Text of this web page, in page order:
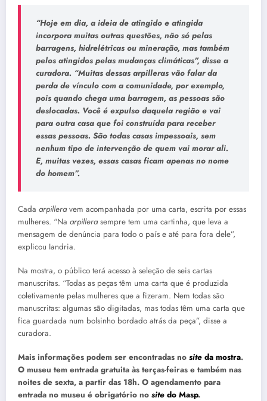
“Hoje em dia, a ideia de atingido e atingida
incorpora muitas outras questões, não só pelas
barragens, hidrelétricas ou mineração, mas também
pelos atingidos pelas mudanças climáticas”, disse a
curadora. “Muitas dessas arpilleras vão falar da
perda de vínculo com a comunidade, por exemplo,
pois quando chega uma barragem, as pessoas são
deslocadas. Você é expulso daquela região e vai
para outra casa que foi construída para receber
essas pessoas. São todas casas impessoais, sem
nenhum tipo de intervenção de quem vai morar ali.
E, muitas vezes, essas casas ficam apenas no nome
do homem”.
Cada arpilleravem acompanhada por uma carta, escrita por essas
mulheres. “Na arpillerasempre tem uma cartinha, que leva a
mensagem de denúncia para todo o país e até para fora dele”,
explicou Iandria.
Na mostra, o público terá acesso à seleção de seis cartas
manuscritas. “Todas as peças têm uma carta que é produzida
coletivamente pelas mulheres que a fizeram. Nem todas são
manuscritas: algumas são digitadas, mas todas têm uma carta que
fica guardada num bolsinho bordado atrás da peça”, disse a
curadora.
Mais informações podem ser encontradas no site da mostra.
O museu tem entrada gratuita às terças-feiras e também nas
noites de sexta, a partir das 18h. O agendamento para
entrada no museu é obrigatório no site do Masp.